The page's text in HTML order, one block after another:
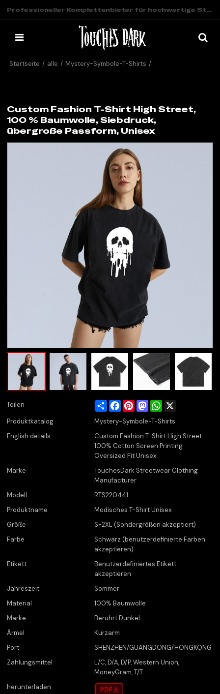
Professioneller Komplettanbieter für hochwertige Streetwear
Startseite / alle / Mystery-Symbole-T-Shirts /
Custom Fashion T-Shirt High Street,
100 % Baumwolle, Siebdruck,
übergroße Passform, Unisex
Teilen ShareFacebook
PinterestMastodonWhatsApp
Produktkatalog
Mystery-Symbole-T-Shirts
English details
Custom Fashion T-Shirt High Street
100% Cotton Screen Printing
Oversized Fit Unisex
Marke
TouchesDark Streetwear Clothing
Manufacturer
Modell
RTS220441
Produktname
Modisches T-Shirt Unisex
Größe
S-2XL (Sondergrößen akzeptiert)
Farbe
Schwarz (benutzerdefinierte Farben
akzeptieren)
Etikett
Benutzerdefiniertes Etikett
akzeptieren
Jahreszeit
Sommer
Material
100% Baumwolle
Marke
Berührt Dunkel
Ärmel
Kurzarm
Port
SHENZHEN/GUANGDONG/HONGKONG
Zahlungsmittel
L/C, D/A, D/P, Western Union,
MoneyGram, T/T
herunterladen